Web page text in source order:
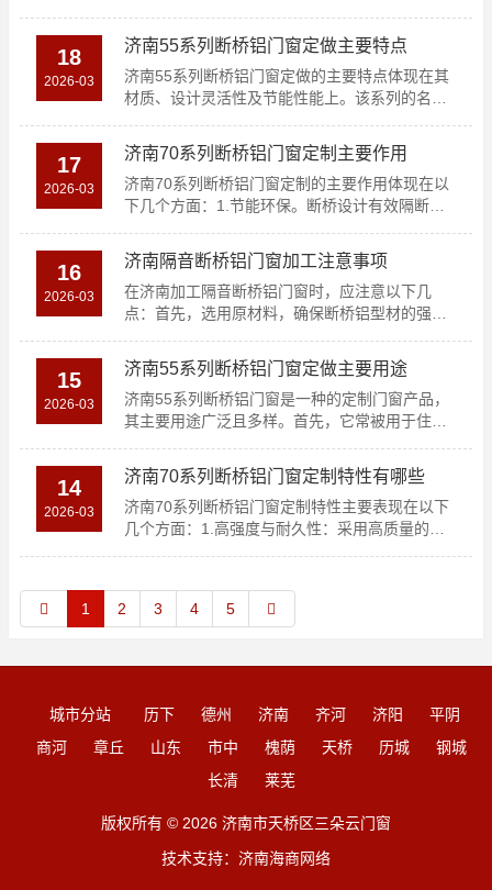
18
2026-03
济南55系列断桥铝门窗定做主要特点
济南55系列断桥铝门窗定做的主要特点体现在其
材质、设计灵活性及节能性能上。该系列的名称
17
2026-03
济南70系列断桥铝门窗定制主要作用
济南70系列断桥铝门窗定制的主要作用体现在以
下几个方面：1.节能环保。断桥设计有效隔断了
16
2026-03
济南隔音断桥铝门窗加工注意事项
在济南加工隔音断桥铝门窗时，应注意以下几
点：首先，选用原材料，确保断桥铝型材的强度
15
2026-03
济南55系列断桥铝门窗定做主要用途
济南55系列断桥铝门窗是一种的定制门窗产品，
其主要用途广泛且多样。首先，它常被用于住宅
14
2026-03
济南70系列断桥铝门窗定制特性有哪些
济南70系列断桥铝门窗定制特性主要表现在以下
几个方面：1.高强度与耐久性：采用高质量的铝
1 2 3 4 5
城市分站 历下 德州 济南 齐河 济阳
平阴
商河
章丘 山东 市中 槐荫 天桥 历城
钢城
长清
莱芜
版权所有 © 2026 济南市天桥区三朵云门窗
技术支持： 济南海商网络